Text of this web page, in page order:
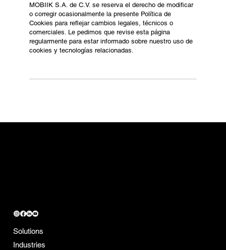
MOBIIK S.A. de C.V. se reserva el derecho de modificar
o corregir ocasionalmente la presente Política de
Cookies para reflejar cambios legales, técnicos o
comerciales. Le pedimos que revise esta página
regularmente para estar informado sobre nuestro uso de
cookies y tecnologías relacionadas.
Solutions
Industries